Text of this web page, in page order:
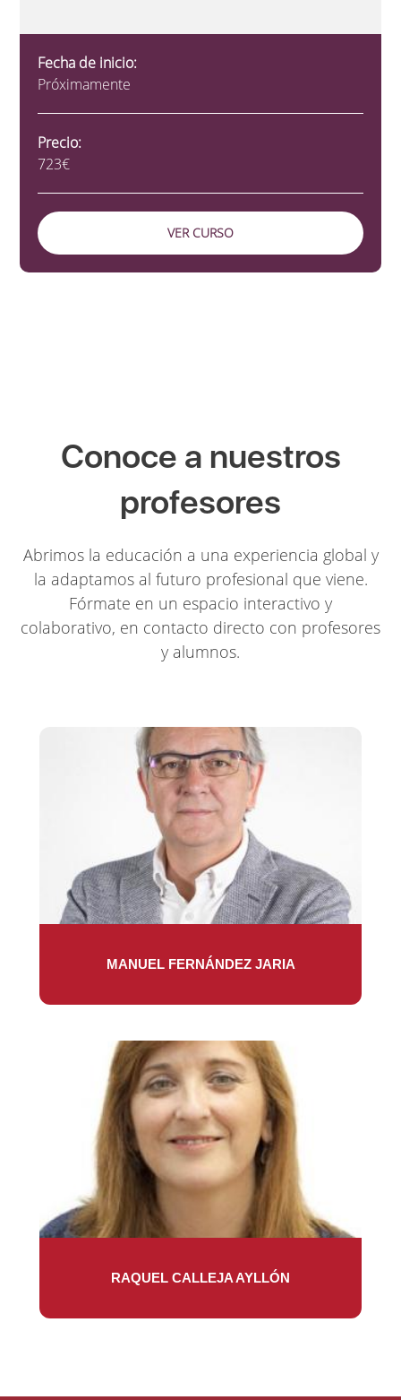
Fecha de inicio:
Próximamente
Precio:
723€
VER CURSO
Conoce a nuestros
profesores
Abrimos la educación a una experiencia global y
la adaptamos al futuro profesional que viene.
Fórmate en un espacio interactivo y
colaborativo, en contacto directo con profesores
y alumnos.
MANUEL FERNÁNDEZ JARIA
RAQUEL CALLEJA AYLLÓN